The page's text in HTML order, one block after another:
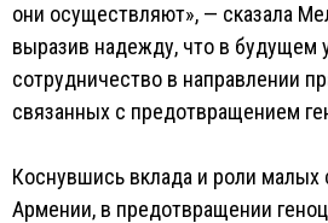
они осуществляют», — сказала
выразив надежду, что в будущем
сотрудничество в направлении
связанных с предотвращением
Коснувшись вклада и роли малых
Армении, в предотвращении